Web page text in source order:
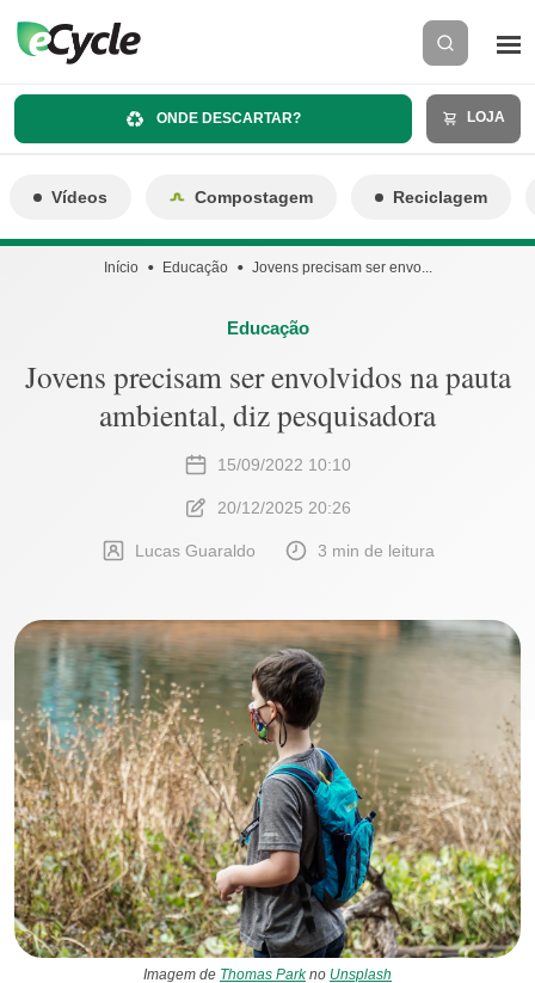
ONDE DESCARTAR? LOJA
Vídeos Compostagem Reciclagem
Início Educação Jovens precisam ser envo...
Educação
Jovens precisam ser envolvidos na pauta
ambiental, diz pesquisadora
15/09/2022 10:10
20/12/2025 20:26
Lucas Guaraldo 3 min de leitura
Imagem de Thomas Parkno Unsplash